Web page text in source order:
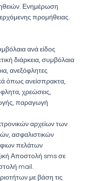
Ενημέρωση
προμήθειας.
ανά είδος
διάρκεια, συμβόλαια
ανεξόφλητες
όπως ανείσπρακτα,
χρεώσεις,
παραγωγή
αρχείων των
ασφαλιστικών
πελάτων
Αποστολή sms σε
mail.
με βάση τις